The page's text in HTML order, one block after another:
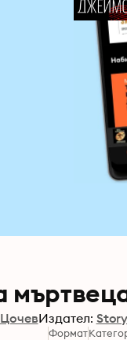
Издател:
Формат